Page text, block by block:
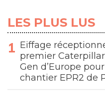
LES PLUS LUS
Eiffage
premier Caterpillar
Gen d’Europe
chantier EPR2 de